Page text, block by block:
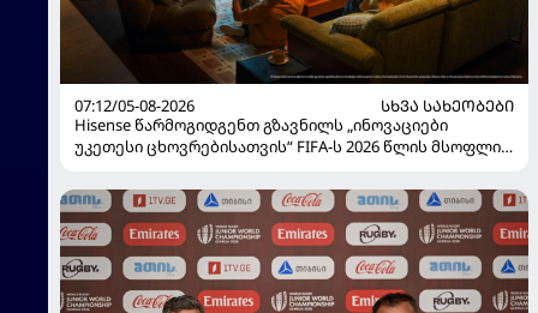
07:12/05-08-2026
ᲡᲮᲕᲐ ᲡᲐᲮᲔᲝᲑᲔᲑᲘ
Hisense წარმოგიდგენთ გზავნილს „ინოვაციები
უკეთესი ცხოვრებისათვის“ FIFA-ს 2026 წლის მსოფლიო